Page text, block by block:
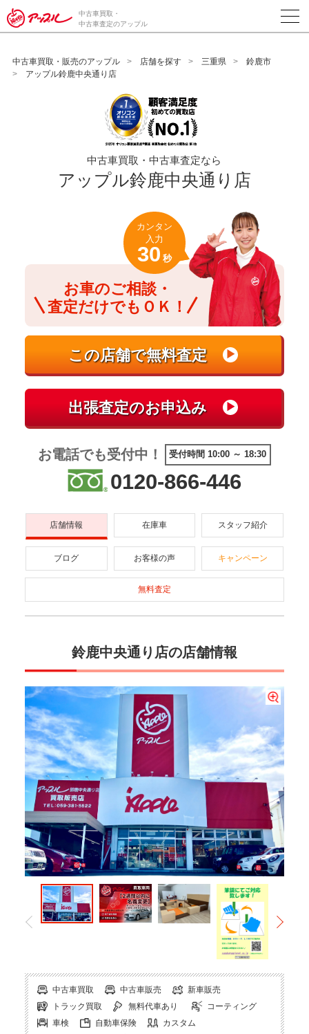
/*ABテスト_新規査定フォームの為のCVボタン*/
中古車買取・
中古車査定のアップル
中古車買取・販売のアップル 店舗を探す 三重県
鈴鹿市
アップル鈴鹿中央通り店
中古車買取・中古車査定なら
アップル鈴鹿中央通り店
お車のご相談・
査定だけでもＯＫ！
カンタン
入力
30 秒
お電話でも受付中！ 受付時間 10:00 ～ 18:30
0120-866-446
店舗情報 在庫車 スタッフ紹介
ブログ お客様の声 キャンペーン
無料査定
鈴鹿中央通り店の店舗情報
お車をご売却された後も、安心してお任せいただけるよう、アップルではお客様と
のお約束を大切にしております。当店では、お車の名義変更を原則2週間以内に完了
し、手続きが完了次第、お客様へ完了…
当店では、小さなお子様連れの方にも安心してご来店いただけるよう、キッズスペ
ースを完備しております。また、混雑時にも快適にお過ごしいただけるゆったりと
した待合スペースもご用意。店内の水槽…
アップル鈴鹿中央通り店では、筆談での商談・ご相談にも対応しております。ま
た、UDトークやLINEでのご案内も可能ですので、どなたでも安心してご利用いただ
けます。お車に関するご相談は、ぜ…
★祝★この度、『2025年 オリコン顧客満足度®調査 車買取会社 初めての買取
店 第１位』を獲得する事ができました♪これからも皆様にご満足いただけるよう精
一杯努めて参ります。是非、初め…
入店から退店までの査定の流れになります。時間の無いお客様もかんたん査定でお
およその査定金額がお伝えできます。
中古車買取 中古車販売
新車販売
トラック買取
無料代車あり
コーティング
車検
自動車保険
カスタム